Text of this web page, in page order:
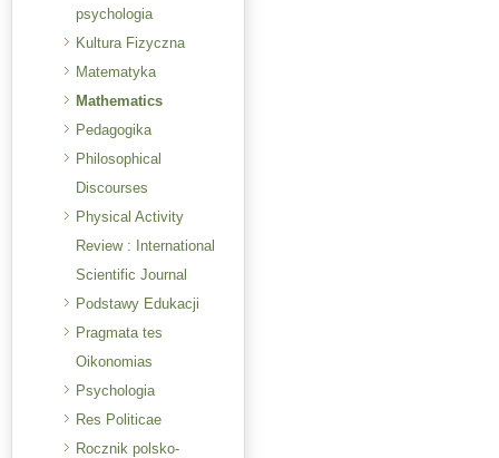
psychologia
Kultura Fizyczna
Matematyka
Mathematics
Pedagogika
Philosophical
Discourses
Physical Activity
Review : International
Scientific Journal
Podstawy Edukacji
Pragmata tes
Oikonomias
Psychologia
Res Politicae
Rocznik polsko-